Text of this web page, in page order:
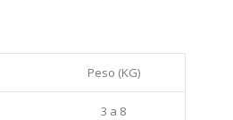
Peso (KG)
3 a 8